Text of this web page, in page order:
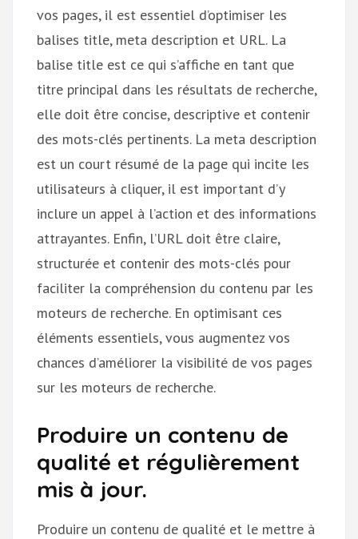
vos pages, il est essentiel d’optimiser les
balises title, meta description et URL. La
balise title est ce qui s’affiche en tant que
titre principal dans les résultats de recherche,
elle doit être concise, descriptive et contenir
des mots-clés pertinents. La meta description
est un court résumé de la page qui incite les
utilisateurs à cliquer, il est important d’y
inclure un appel à l’action et des informations
attrayantes. Enfin, l’URL doit être claire,
structurée et contenir des mots-clés pour
faciliter la compréhension du contenu par les
moteurs de recherche. En optimisant ces
éléments essentiels, vous augmentez vos
chances d’améliorer la visibilité de vos pages
sur les moteurs de recherche.
Produire un contenu de
qualité et régulièrement
mis à jour.
Produire un contenu de qualité et le mettre à